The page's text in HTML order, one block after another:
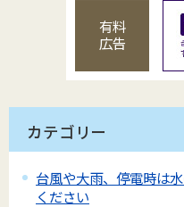
有料
広告
カテゴリー
台風や大雨、停電時は
ください